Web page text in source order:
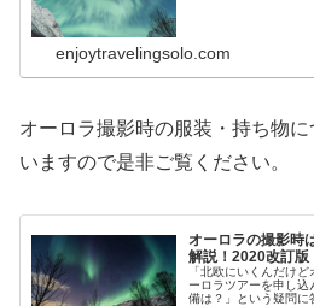
enjoytravelingsolo.com
オーロラ撮影時の服装・持ち物
いますので是非ご覧ください。
オーロラの撮影時
解説！2020改訂版
「北欧にいくんだけ
ーロラツアーを申し込
備は？」という疑問に